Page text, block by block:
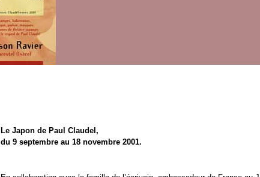
Le Japon de Paul Claudel,
du 9 septembre au 18 novembre 2001.